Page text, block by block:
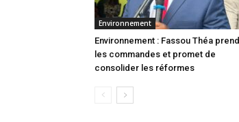
Environnement
Environnement : Fassou Théa prend
les commandes et promet de
consolider les réformes